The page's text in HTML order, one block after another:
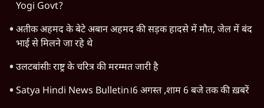
Yogi Govt?
अतीक अहमद के बेटे अबान अहमद की सड़क हादसे में मौत, जेल में बंद
भाई से मिलने जा रहे थे
उलटबांसीः राष्ट्र के चरित्र की मरम्मत जारी है
Satya Hindi News Bulletin।6 अगस्त ,शाम 6 बजे तक की ख़बरें